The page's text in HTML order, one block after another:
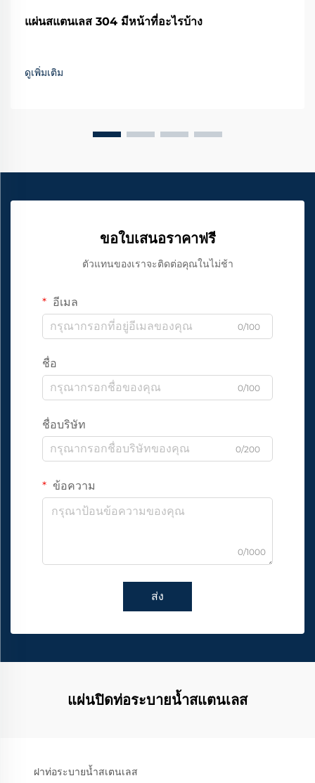
แผ่นสแตนเลส 304 มีหน้าที่อะไรบ้าง
ดูเพิ่มเติม
ขอใบเสนอราคาฟรี
ตัวแทนของเราจะติดต่อคุณในไม่ช้า
อีเมล
0/100
ชื่อ
0/100
ชื่อบริษัท
0/200
ข้อความ
0/1000
ส่ง
แผ่นปิดท่อระบายน้ำสแตนเลส
ฝาท่อระบายน้ำสเตนเลส